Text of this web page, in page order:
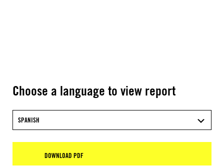
Choose a language to view report
SPANISH
DOWNLOAD PDF